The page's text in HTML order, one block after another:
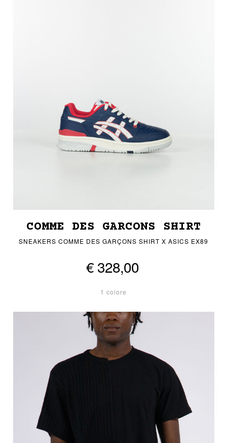
COMME DES GARCONS SHIRT
SNEAKERS COMME DES GARÇONS SHIRT X ASICS EX89
€ 328,00
1 colore